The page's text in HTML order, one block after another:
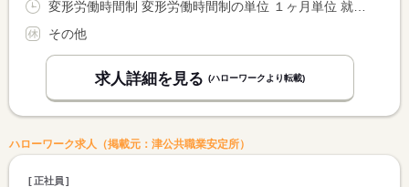
その他
求人詳細を見る (ハローワークより転載)
ハローワーク求人（掲載元：津公共職業安定所）
正社員